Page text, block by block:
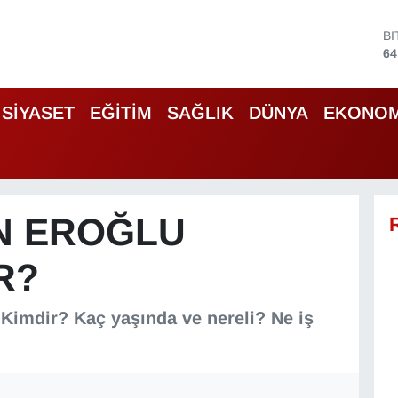
SİYASET EĞİTİM SAĞLIK DÜNYA
EROĞLU
Kaç yaşında ve nereli? Ne iş